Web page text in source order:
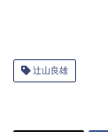
辻山良雄